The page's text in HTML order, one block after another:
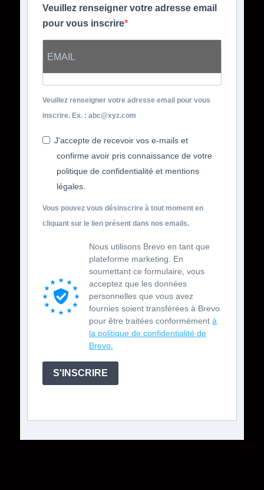
Veuillez renseigner votre adresse email
pour vous inscrire
Veuillez renseigner votre adresse email pour vous
inscrire. Ex. : abc@xyz.com
J'accepte de recevoir vos e-mails et
confirme avoir pris connaissance de votre
politique de confidentialité et mentions
légales.
Vous pouvez vous désinscrire à tout moment en
cliquant sur le lien présent dans nos emails.
Nous utilisons Brevo en tant que
plateforme marketing. En
soumettant ce formulaire, vous
acceptez que les données
personnelles que vous avez
fournies soient transférées à Brevo
pour être traitées conformément à
la politique de confidentialité de
Brevo.
S'INSCRIRE